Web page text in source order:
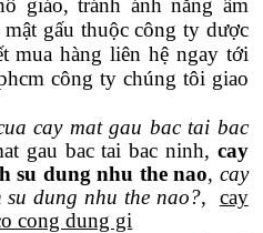
giáo, tránh ánh nắng ẩm
gấu thuộc công ty dược
mua hàng liên hệ ngay tới
công ty chúng tôi giao
cay mat gau bac tai bac
gau bac tai bac ninh, cay
su dung nhu the nao, cay
dung nhu the nao?, cay
cong dung gi